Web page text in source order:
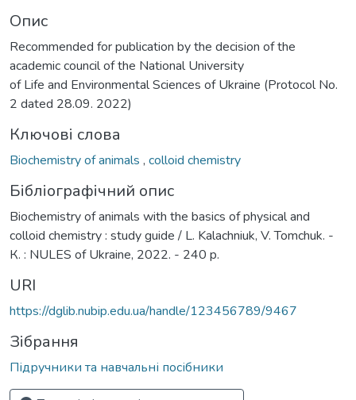
Опис
Recommended for publication by the decision of the
academic council of the National University
of Life and Environmental Sciences of Ukraine (Protocol No.
2 dated 28.09. 2022)
Ключові слова
Biochemistry of animals , colloid chemistry
Бібліографічний опис
Biochemistry of animals with the basics of physical and
colloid chemistry : study guide / L. Kalachniuk, V. Tomchuk. -
К. : NULES of Ukraine, 2022. - 240 p.
URI
https://dglib.nubip.edu.ua/handle/123456789/9467
Зібрання
Підручники та навчальні посібники